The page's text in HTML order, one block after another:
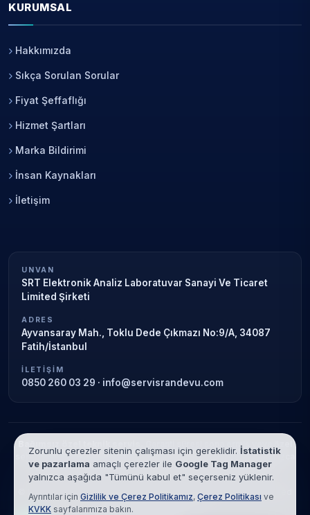
KURUMSAL
Hakkımızda
Sıkça Sorulan Sorular
Fiyat Şeffaflığı
Hizmet Şartları
Marka Bildirimi
İnsan Kaynakları
İletişim
UNVAN
SRT Elektronik Analiz Laboratuvar Sanayi Ve Ticaret
Limited Şirketi
ADRES
Ayvansaray Mah., Toklu Dede Çıkmazı No:9/A, 34087
Fatih/İstanbul
İLETIŞIM
0850 260 03 29 · info@servisrandevu.com
Garanti süresi sona ermiş veya özel
servis kapsamındaki cihazlar için hizmet verilir. Marka adları yalnızca
tanımlama amaçlıdır; yetkili servis ilişkisi bulunmamaktadır.
© 2026 SRT Elektronik Analiz Laboratuvar Sanayi Ve Ticaret Limited
Şirketi. Tüm hakları saklıdır.
Zorunlu çerezler sitenin çalışması için gereklidir. İstatistik
ve pazarlama amaçlı çerezler ile Google Tag Manager
yalnızca aşağıda "Tümünü kabul et" seçerseniz yüklenir.
Ayrıntılar için Gizlilik ve Çerez Politikamız, Çerez Politikası ve
KVKK sayfalarımıza bakın.